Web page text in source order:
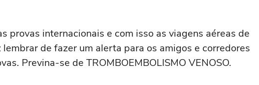
provas internacionais e com isso as viagens aéreas de
de fazer um alerta para os amigos e corredores
Previna-se de TROMBOEMBOLISMO VENOSO.